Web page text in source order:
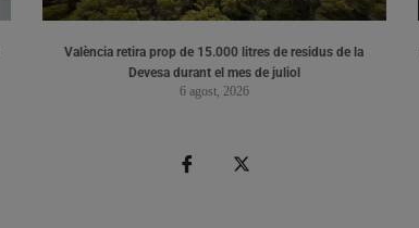
València retira prop de 15.000 litres de residus de la
Devesa durant el mes de juliol
6 agost, 2026